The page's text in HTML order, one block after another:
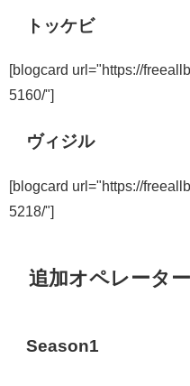
トッケビ
[blogcard url="https://
5160/"]
ヴィジル
[blogcard url="https://
5218/"]
追加オペレータ
Season1